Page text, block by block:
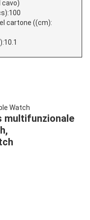
cartone ((cm):
Watch
multifunzionale